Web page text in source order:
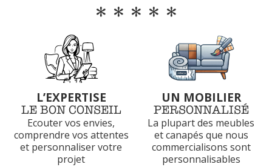
*****
L’EXPERTISE
LE BON CONSEIL
Ecouter vos envies,
comprendre vos attentes
et personnaliser votre
projet
UN MOBILIER
PERSONNALISÉ
La plupart des meubles
et canapés que nous
commercialisons sont
personnalisables